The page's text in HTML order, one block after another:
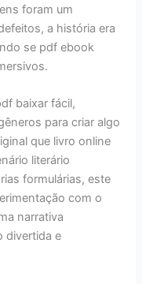
foram um
a história era
se pdf ebook
baixar fácil,
para criar algo
que livro online
literário
formulárias, este
com o
narrativa
divertida e